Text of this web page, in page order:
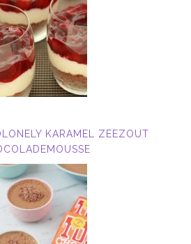
KARAMEL ZEEZOUT